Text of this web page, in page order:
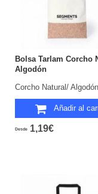
Bolsa Tarlam Corcho
Algodón
Corcho Natural/ Algodón.
Añadir al
Desde 1,19€